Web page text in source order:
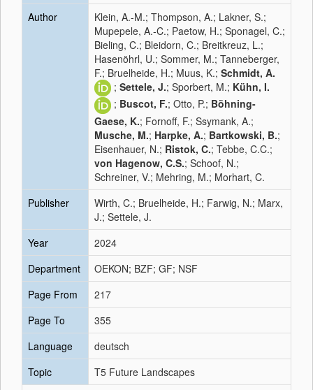
Author
Klein, A.-M.; Thompson, A.; Lakner, S.;
Mupepele, A.-C.; Paetow, H.; Sponagel, C.;
Bieling, C.; Bleidorn, C.; Breitkreuz, L.;
Hasenöhrl, U.; Sommer, M.; Tanneberger,
F.; Bruelheide, H.; Muus, K.; Schmidt, A.
; Settele, J.; Sporbert, M.; Kühn, I.
; Buscot, F.; Otto, P.; Böhning-
Gaese, K.; Fornoff, F.; Ssymank, A.;
Musche, M.; Harpke, A.; Bartkowski, B.;
Eisenhauer, N.; Ristok, C.; Tebbe, C.C.;
von Hagenow, C.S.; Schoof, N.;
Schreiner, V.; Mehring, M.; Morhart, C.
Publisher
Wirth, C.; Bruelheide, H.; Farwig, N.; Marx,
J.; Settele, J.
Year
2024
Department
OEKON; BZF; GF; NSF
Page From
217
Page To
355
Language
deutsch
Topic
T5 Future Landscapes